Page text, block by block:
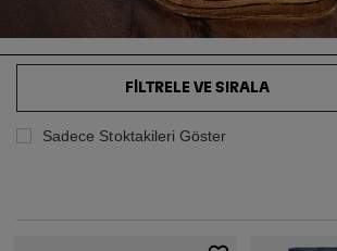
Sadece Stoktakileri Göster
FILTRELE VE SIRALA